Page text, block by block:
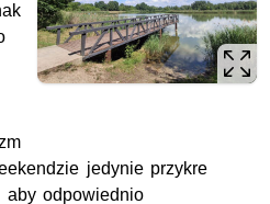
jedynie przykre
aby odpowiednio